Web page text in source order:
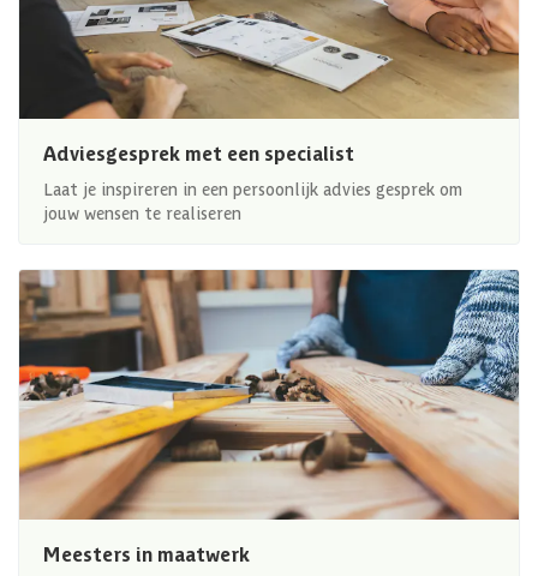
Adviesgesprek met een specialist
Laat je inspireren in een persoonlijk advies gesprek om
jouw wensen te realiseren
Meesters in maatwerk